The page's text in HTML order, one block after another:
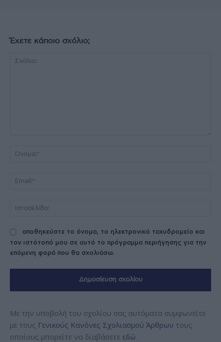
Έχετε κάποιο σχόλιο;
αποθηκεύστε το όνομα, το ηλεκτρονικό ταχυδρομείο και
τον ιστότοπό μου σε αυτό το πρόγραμμα περιήγησης για την
επόμενη φορά που θα σχολιάσω.
Με την υποβολή του σχολίου σας αυτόματα συμφωνείτε
με τους Γενικούς Κανόνες Σχολιασμού Άρθρων τους
οποίους μπορείτε να διαβάσετε εδώ.